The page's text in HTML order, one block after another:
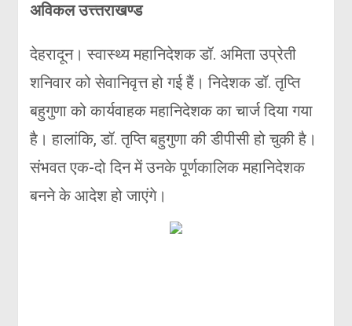
अविकल उत्त्तराखण्ड
देहरादून। स्वास्थ्य महानिदेशक डॉ. अमिता उप्रेती
शनिवार को सेवानिवृत्त हो गई हैं। निदेशक डॉ. तृप्ति
बहुगुणा को कार्यवाहक महानिदेशक का चार्ज दिया गया
है। हालांकि, डॉ. तृप्ति बहुगुणा की डीपीसी हो चुकी है।
संभवत एक-दो दिन में उनके पूर्णकालिक महानिदेशक
बनने के आदेश हो जाएंगे।